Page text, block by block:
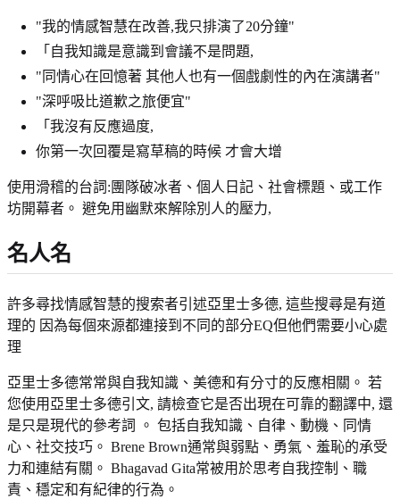
"我的情感智慧在改善,我只排演了20分鐘"
「自我知識是意識到會議不是問題,
"同情心在回憶著 其他人也有一個戲劇性的內在演講者"
"深呼吸比道歉之旅便宜"
「我沒有反應過度,
你第一次回覆是寫草稿的時候 才會大增
使用滑稽的台詞:團隊破冰者、個人日記、社會標題、或工作
坊開幕者。 避免用幽默來解除別人的壓力,
名人名
許多尋找情感智慧的搜索者引述亞里士多德, 這些搜尋是有道
理的 因為每個來源都連接到不同的部分EQ但他們需要小心處
理
亞里士多德常常與自我知識、美德和有分寸的反應相關。 若
您使用亞里士多德引文, 請檢查它是否出現在可靠的翻譯中, 還
是只是現代的參考詞 。 包括自我知識、自律、動機、同情
心、社交技巧。 Brene Brown通常與弱點、勇氣、羞恥的承受
力和連結有關。 Bhagavad Gita常被用於思考自我控制、職
責、穩定和有紀律的行為。